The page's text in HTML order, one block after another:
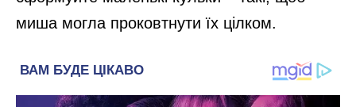
миша могла проковтнути їх цілком.